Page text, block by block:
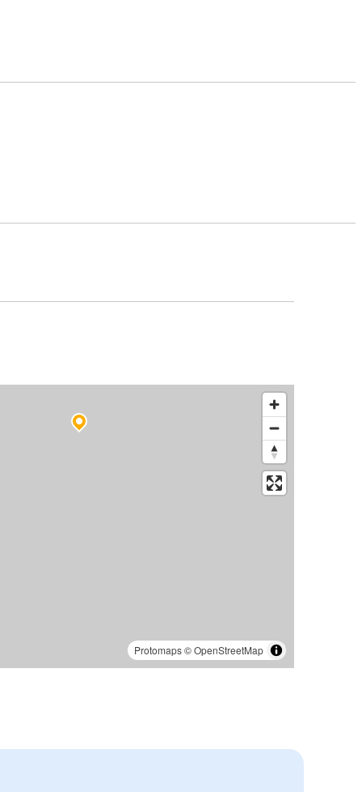
Protomaps©OpenStreetMap